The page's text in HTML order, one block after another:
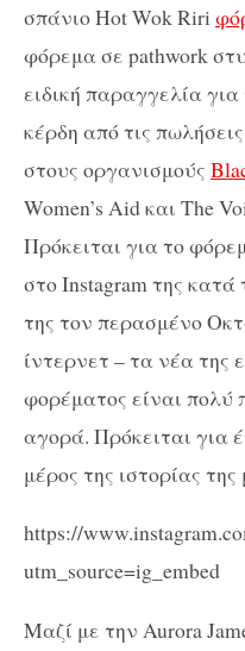
σπάνιο Hot Wok Riri
φόρεμα σε pathwork
ειδική παραγγελία
κέρδη από τις
στους οργανισμούς
Women’s Aid και The
Πρόκειται για το
στο Ιnstagram της
της τον περασμένο
ίντερνετ – τα νέα της
φορέματος είναι πολύ
αγορά. Πρόκειται για
μέρος της ιστορίας της
https://
utm_source=ig_embed
Μαζί με την Aurora